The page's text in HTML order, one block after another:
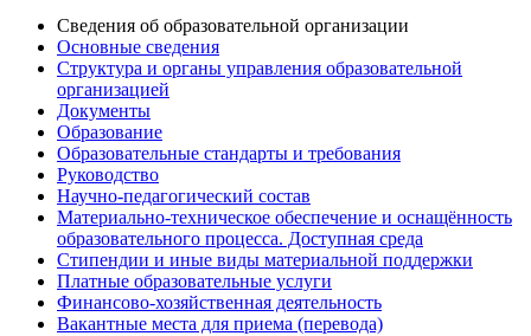
Сведения об образовательной организации
Основные сведения
Структура и органы управления образовательной
организацией
Документы
Образование
Образовательные стандарты и требования
Руководство
Научно-педагогический состав
Материально-техническое обеспечение и оснащённость
образовательного процесса. Доступная среда
Стипендии и иные виды материальной поддержки
Платные образовательные услуги
Финансово-хозяйственная деятельность
Вакантные места для приема (перевода)